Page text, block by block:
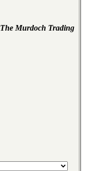
The Murdoch Trading